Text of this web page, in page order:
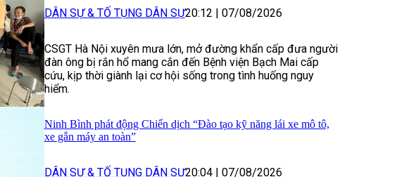
DÂN SỰ & TỐ TỤNG DÂN SỰ20:12 07/08/2026
CSGT Hà Nội xuyên mưa lớn, mở đường khẩn cấp đưa người
đàn ông bị rắn hổ mang cắn đến Bệnh viện Bạch Mai cấp
cứu, kịp thời giành lại cơ hội sống trong tình huống nguy
hiểm.
Ninh Bình phát động Chiến dịch “Đào tạo kỹ năng lái xe mô tô,
xe gắn máy an toàn”
DÂN SỰ & TỐ TỤNG DÂN SỰ20:04 07/08/2026